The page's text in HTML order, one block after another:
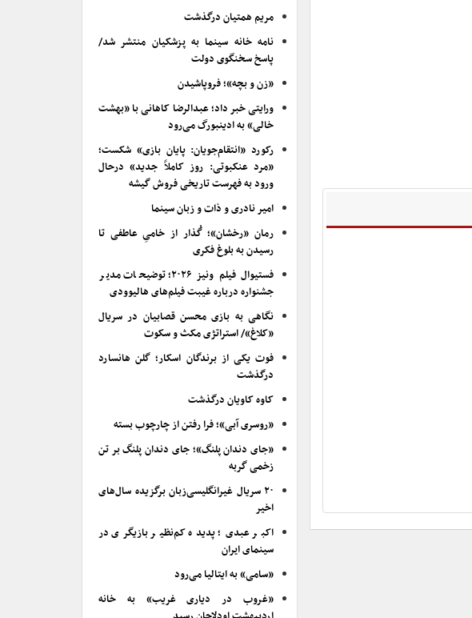
مریم همتیان درگذشت
نامه خانه سینما به پزشکیان منتشر شد/
پاسخ سخنگوی دولت
«زن و بچه»؛ فروپاشیدن
ورایتی خبر داد؛ عبدالرضا کاهانی با «بهشت
خالی» به ادینبورگ می‌رود
رکورد «انتقام‌جویان: پایان بازی» شکست؛
«مرد عنکبوتی: روز کاملاً جدید» درحال
ورود به فهرست تاریخی فروش گیشه
امیر نادری و ذات و زبان سینما
رمان «رخشان»؛ گُذار از خامیِ عاطفی تا
رسیدن به بلوغ فکری
فستیوال فیلم ونیز ۲۰۲۶؛ توضیحات مدیر
جشنواره درباره غیبت فیلم‌های هالیوودی
نگاهی به بازی محسن قصابیان در سریال
«کلاغ»/ استراتژی مکث و سکوت
فوت یکی از برندگان اسکار؛ گلن هانسارد
درگذشت
کاوه کاویان درگذشت
«روسری آبی»؛ فرا رفتن از چارچوب بسته
«جای دندان پلنگ»؛ جای دندان پلنگ بر تن
زخمی گربه
۲۰ سریال غیرانگلیسی‌زبان برگزیده سال‌های
اخیر
اکبر عبدی؛ پدیده کم‌نظیر بازیگری در
سینمای ایران
«سامی» به ایتالیا می‌رود
«غروب در دیاری غریب» به خانه